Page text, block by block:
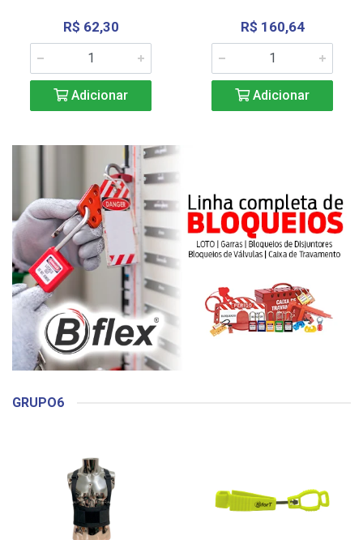
R$ 62,30
Adicionar
R$ 160,64
Adicionar
GRUPO6